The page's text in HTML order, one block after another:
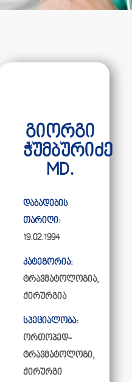
გიორგი
ჭუმბურიძე
MD.
დაბადების
თარიღი:
19.02.1994
კატეგორია:
ტრავმატოლოგია,
ქირურგია
სპეციალობა:
ორთოპედ-
ტრავმატოლოგი,
ქირურგი